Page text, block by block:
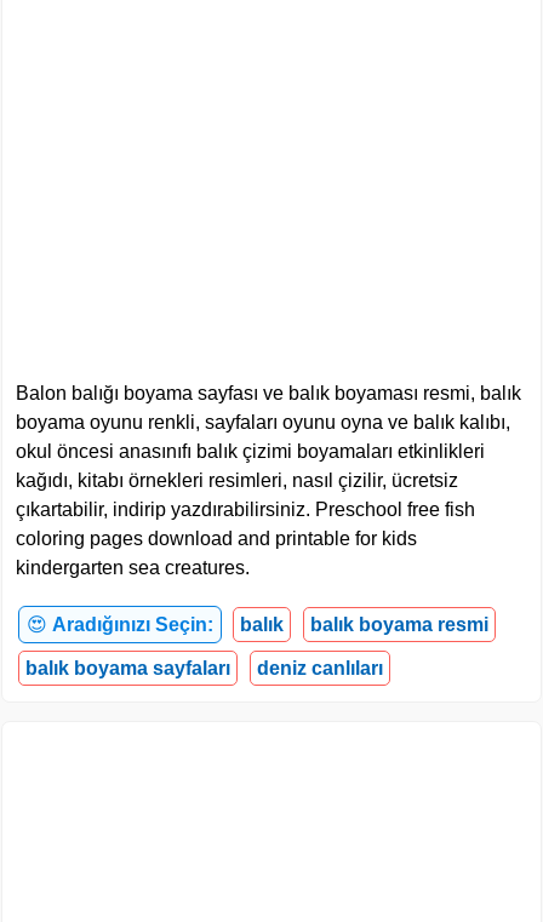
Balon balığı boyama sayfası ve balık boyaması resmi, balık
boyama oyunu renkli, sayfaları oyunu oyna ve balık kalıbı,
okul öncesi anasınıfı balık çizimi boyamaları etkinlikleri
kağıdı, kitabı örnekleri resimleri, nasıl çizilir, ücretsiz
çıkartabilir, indirip yazdırabilirsiniz. Preschool free fish
coloring pages download and printable for kids
kindergarten sea creatures.
😍 Aradığınızı Seçin: balık balık boyama resmi
balık boyama sayfaları deniz canlıları